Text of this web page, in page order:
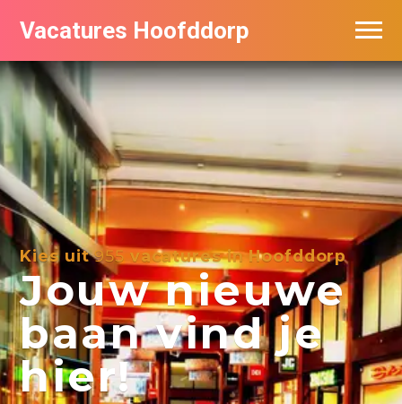
Vacatures Hoofddorp
Kies uit955 vacatures in Hoofddorp
Jouw nieuwe
baan vind je
hier!
Vacatures per bedrijf in Hoofddorp